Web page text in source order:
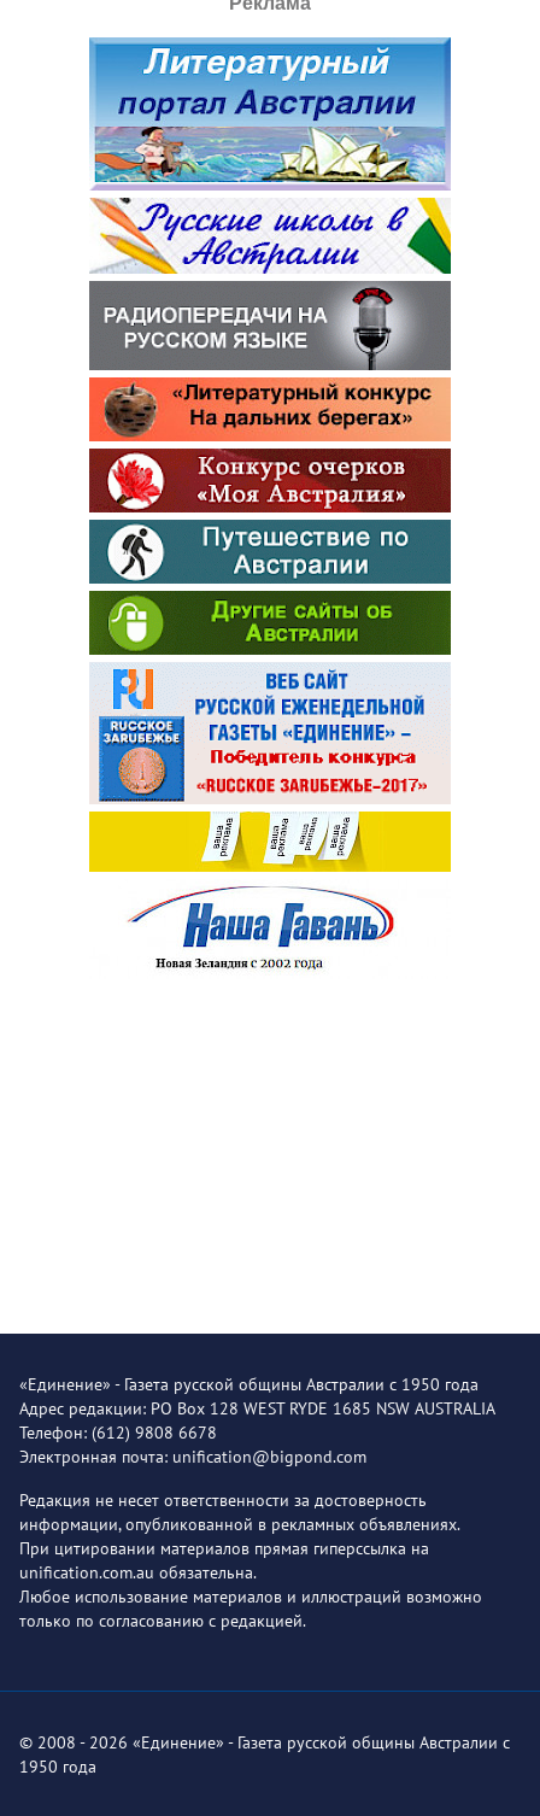
«Единение» - Газета русской общины Австралии с 1950 года
Адрес редакции: PO Box 128 WEST RYDE 1685 NSW AUSTRALIA
Телефон: (612) 9808 6678
Электронная почта: unification@bigpond.com
Редакция не несет ответственности за достоверность
информации, опубликованной в рекламных объявлениях.
При цитировании материалов прямая гиперссылка на
unification.com.au обязательна.
Любое использование материалов и иллюстраций возможно
только по согласованию с редакцией.
© 2008 - 2026 «Единение» - Газета русской общины Австралии с
1950 года